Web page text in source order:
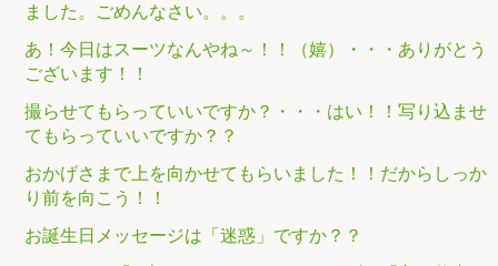
ました。ごめんなさい。。。
あ！今日はスーツなんやね～！！（嬉）・・・ありがとう
ございます！！
撮らせてもらっていいですか？・・・はい！！写り込ませ
てもらっていいですか？？
おかげさまで上を向かせてもらいました！！だからしっか
り前を向こう！！
お誕生日メッセージは「迷惑」ですか？？